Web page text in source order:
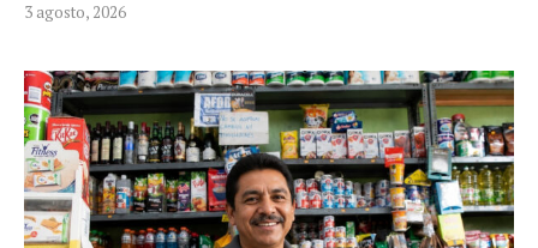
3 agosto, 2026